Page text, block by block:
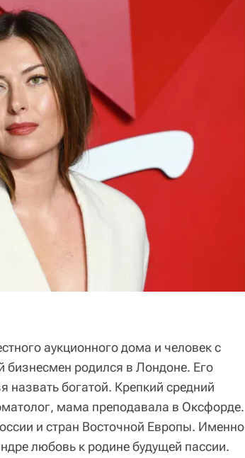
аукционного дома и человек с
бизнесмен родился в Лондоне. Его
богатой. Крепкий средний
мама преподавала в Оксфорде.
и стран Восточной Европы. Именно
любовь к родине будущей пассии.